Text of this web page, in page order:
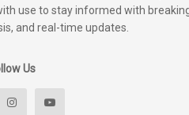
use to stay informed with
and real-time updates.
Us